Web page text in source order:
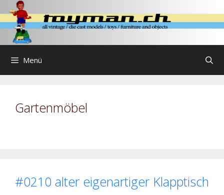
Zum
Inhalt
springen
Menü
Gartenmöbel
#0210 alter eigenartiger Klapptisch